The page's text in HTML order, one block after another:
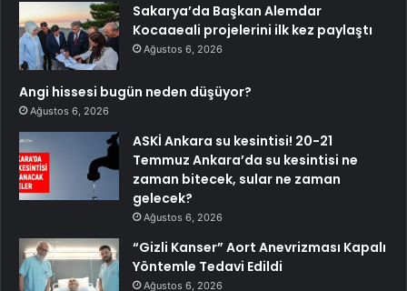
Sakarya’da Başkan Alemdar
Kocaaeali projelerini ilk kez paylaştı
Ağustos 6, 2026
Angi hissesi bugün neden düşüyor?
Ağustos 6, 2026
ASKİ Ankara su kesintisi! 20-21
Temmuz Ankara’da su kesintisi ne
zaman bitecek, sular ne zaman
gelecek?
Ağustos 6, 2026
“Gizli Kanser” Aort Anevrizması Kapalı
Yöntemle Tedavi Edildi
Ağustos 6, 2026